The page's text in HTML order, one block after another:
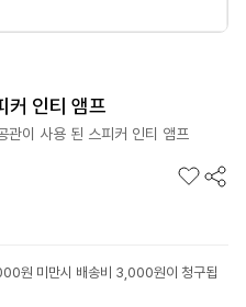
인티 앰프
이 사용 된 스피커 인티 앰프
원 미만시 배송비 3,000원이 청구됩